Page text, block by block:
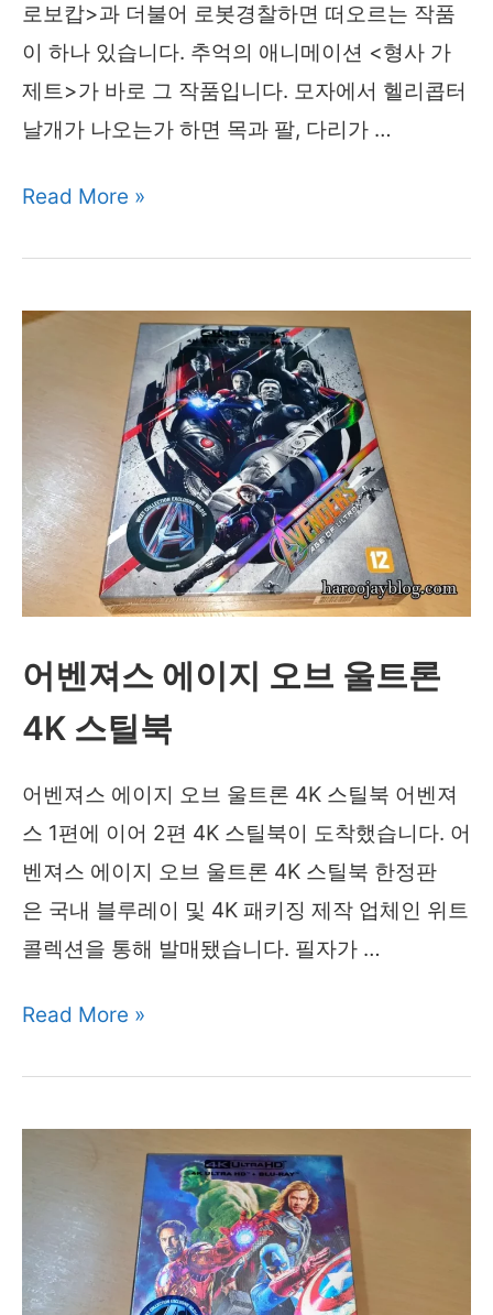
(3
부
작)
로보캅>과 더불어 로봇경찰하면 떠오르는 작품
이 하나 있습니다. 추억의 애니메이션 <형사 가
제트>가 바로 그 작품입니다. 모자에서 헬리콥터
날개가 나오는가 하면 목과 팔, 다리가 …
아
이
는
옛
날
만
화
형
가
트
DVD(5
디
스
크)
Read More »
어벤져스 에이지 오브 울트론
4K 스틸북
어벤져스 에이지 오브 울트론 4K 스틸북 어벤져
스 1편에 이어 2편 4K 스틸북이 도착했습니다. 어
벤져스 에이지 오브 울트론 4K 스틸북 한정판
은 국내 블루레이 및 4K 패키징 제작 업체인 위트
콜렉션을 통해 발매됐습니다. 필자가 …
어
스
지
오
Read More »